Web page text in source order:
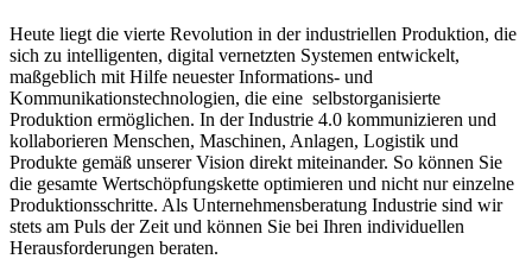
Heute liegt die vierte Revolution in der industriellen Produktion, die
sich zu intelligenten, digital vernetzten Systemen entwickelt,
maßgeblich mit Hilfe neuester Informations- und
Kommunikationstechnologien, die eine selbstorganisierte
Produktion ermöglichen. In der Industrie 4.0 kommunizieren und
kollaborieren Menschen, Maschinen, Anlagen, Logistik und
Produkte gemäß unserer Vision direkt miteinander. So können Sie
die gesamte Wertschöpfungskette optimieren und nicht nur einzelne
Produktionsschritte. Als Unternehmensberatung Industrie sind wir
stets am Puls der Zeit und können Sie bei Ihren individuellen
Herausforderungen beraten.